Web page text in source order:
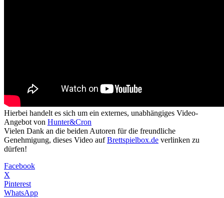
Hierbei handelt es sich um ein externes, unabhängiges Video-
Angebot von Hunter&Cron
Vielen Dank an die beiden Autoren für die freundliche
Genehmigung, dieses Video aufBrettspielbox.de verlinken zu
dürfen!
Facebook
X
Pinterest
WhatsApp